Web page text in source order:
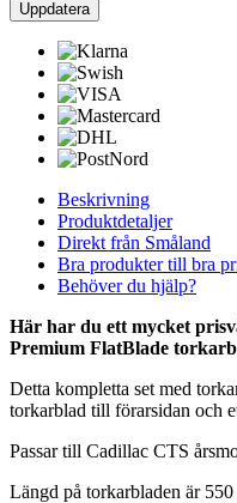
Beskrivning
Produktdetaljer
Direkt från Småland
Bra produkter till bra
Behöver du hjälp?
Här har du ett mycket
Premium FlatBlade
Detta kompletta set med
torkarblad till förarsidan och
Passar till Cadillac CTS
Längd på torkarbladen är